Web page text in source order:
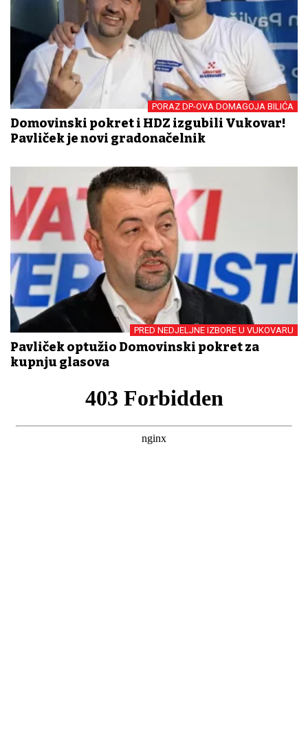
PORAZ DP-OVA DOMAGOJA BILIĆA
Domovinski pokret i HDZ izgubili Vukovar!
Pavliček je novi gradonačelnik
PRED NEDJELJNE IZBORE U VUKOVARU
Pavliček optužio Domovinski pokret za
kupnju glasova